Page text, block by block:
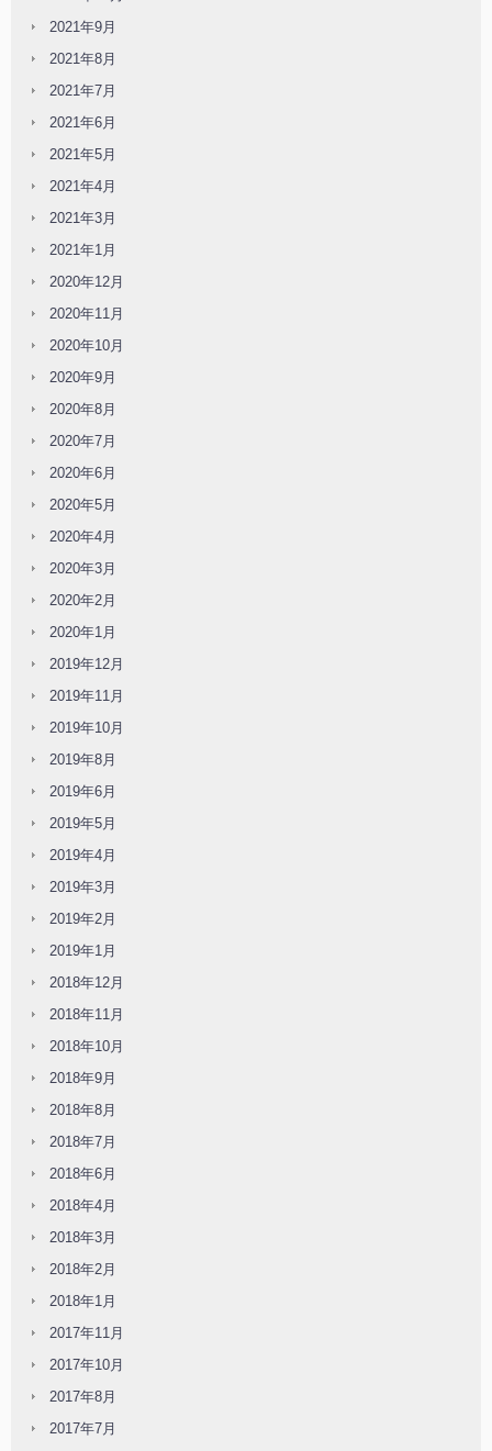
2021年9月
2021年8月
2021年7月
2021年6月
2021年5月
2021年4月
2021年3月
2021年1月
2020年12月
2020年11月
2020年10月
2020年9月
2020年8月
2020年7月
2020年6月
2020年5月
2020年4月
2020年3月
2020年2月
2020年1月
2019年12月
2019年11月
2019年10月
2019年8月
2019年6月
2019年5月
2019年4月
2019年3月
2019年2月
2019年1月
2018年12月
2018年11月
2018年10月
2018年9月
2018年8月
2018年7月
2018年6月
2018年4月
2018年3月
2018年2月
2018年1月
2017年11月
2017年10月
2017年8月
2017年7月